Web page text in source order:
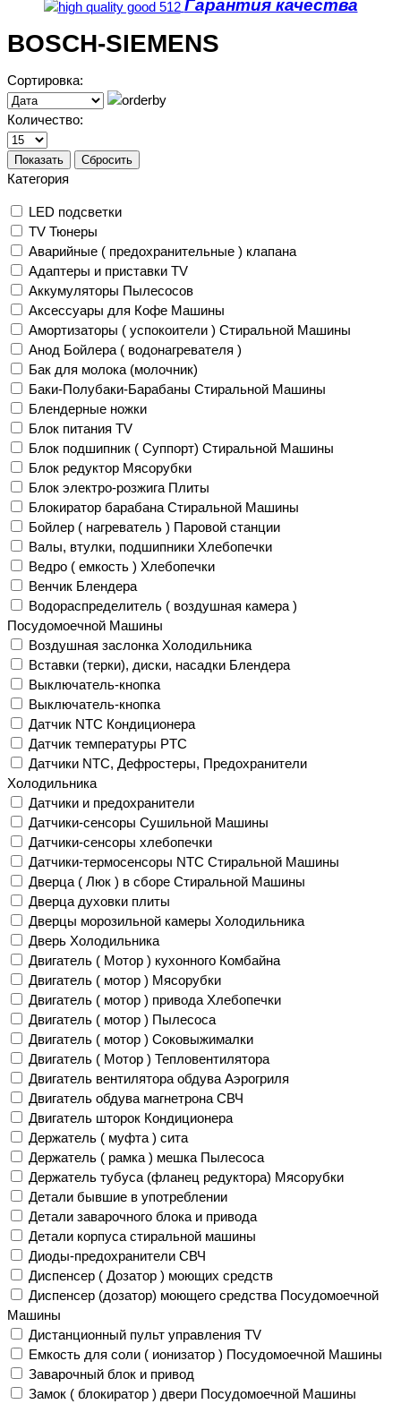
Гарантия качества
BOSCH-SIEMENS
Сортировка:
Количество:
Показать Сбросить
Категория
LED подсветки
TV Тюнеры
Аварийные ( предохранительные ) клапана
Адаптеры и приставки TV
Аккумуляторы Пылесосов
Аксессуары для Кофе Машины
Амортизаторы ( успокоители ) Стиральной Машины
Анод Бойлера ( водонагревателя )
Бак для молока (молочник)
Баки-Полубаки-Барабаны Стиральной Машины
Блендерные ножки
Блок питания TV
Блок подшипник ( Суппорт) Стиральной Машины
Блок редуктор Мясорубки
Блок электро-розжига Плиты
Блокиратор барабана Стиральной Машины
Бойлер ( нагреватель ) Паровой станции
Валы, втулки, подшипники Хлебопечки
Ведро ( емкость ) Хлебопечки
Венчик Блендера
Водораспределитель ( воздушная камера )
Посудомоечной Машины
Воздушная заслонка Холодильника
Вставки (терки), диски, насадки Блендера
Выключатель-кнопка
Выключатель-кнопка
Датчик NTC Кондиционера
Датчик температуры PTC
Датчики NTC, Дефростеры, Предохранители
Холодильника
Датчики и предохранители
Датчики-сенсоры Сушильной Машины
Датчики-сенсоры хлебопечки
Датчики-термосенсоры NTC Стиральной Машины
Дверца ( Люк ) в сборе Стиральной Машины
Дверца духовки плиты
Дверцы морозильной камеры Холодильника
Дверь Холодильника
Двигатель ( Мотор ) кухонного Комбайна
Двигатель ( мотор ) Мясорубки
Двигатель ( мотор ) привода Хлебопечки
Двигатель ( мотор ) Пылесоса
Двигатель ( мотор ) Соковыжималки
Двигатель ( Мотор ) Тепловентилятора
Двигатель вентилятора обдува Аэрогриля
Двигатель обдува магнетрона СВЧ
Двигатель шторок Кондиционера
Держатель ( муфта ) сита
Держатель ( рамка ) мешка Пылесоса
Держатель тубуса (фланец редуктора) Мясорубки
Детали бывшие в употреблении
Детали заварочного блока и привода
Детали корпуса стиральной машины
Диоды-предохранители СВЧ
Диспенсер ( Дозатор ) моющих средств
Диспенсер (дозатор) моющего средства Посудомоечной
Машины
Дистанционный пульт управления TV
Емкость для соли ( ионизатор ) Посудомоечной Машины
Заварочный блок и привод
Замок ( блокиратор ) двери Посудомоечной Машины